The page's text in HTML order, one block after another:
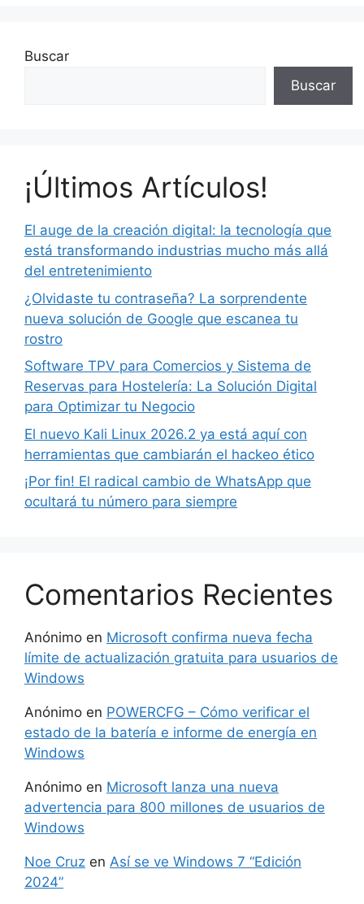
Buscar
Buscar
¡Últimos Artículos!
El auge de la creación digital: la tecnología que
está transformando industrias mucho más allá
del entretenimiento
¿Olvidaste tu contraseña? La sorprendente
nueva solución de Google que escanea tu
rostro
Software TPV para Comercios y Sistema de
Reservas para Hostelería: La Solución Digital
para Optimizar tu Negocio
El nuevo Kali Linux 2026.2 ya está aquí con
herramientas que cambiarán el hackeo ético
¡Por fin! El radical cambio de WhatsApp que
ocultará tu número para siempre
Comentarios Recientes
Anónimo en Microsoft confirma nueva fecha
límite de actualización gratuita para usuarios de
Windows
Anónimo en POWERCFG – Cómo verificar el
estado de la batería e informe de energía en
Windows
Anónimo en Microsoft lanza una nueva
advertencia para 800 millones de usuarios de
Windows
Noe Cruz en Así se ve Windows 7 “Edición
2024”